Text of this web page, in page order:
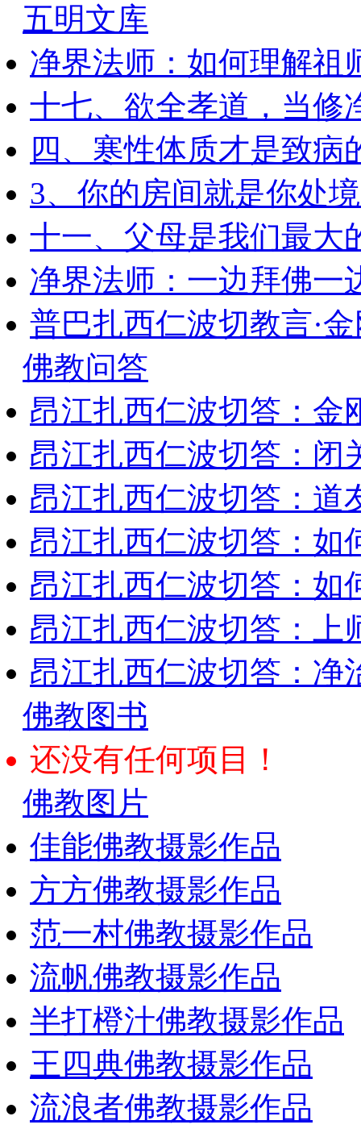
五明文库
净界法师：如何理解祖
十七、欲全孝道，当修
四、寒性体质才是致病
3、你的房间就是你处
十一、父母是我们最大
净界法师：一边拜佛一
普巴扎西仁波切教言·
佛教问答
昂江扎西仁波切答：金
昂江扎西仁波切答：闭
昂江扎西仁波切答：道
昂江扎西仁波切答：如
昂江扎西仁波切答：如
昂江扎西仁波切答：上
昂江扎西仁波切答：净
佛教图书
还没有任何项目！
佛教图片
佳能佛教摄影作品
方方佛教摄影作品
范一村佛教摄影作品
流帆佛教摄影作品
半打橙汁佛教摄影作品
王四典佛教摄影作品
流浪者佛教摄影作品